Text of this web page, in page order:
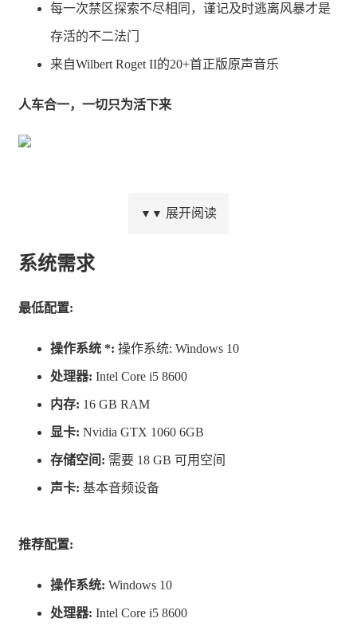
每一次禁区探索不尽相同，谨记及时逃离风暴才是
存活的不二法门
来自Wilbert Roget II的20+首正版原声音乐
人车合一，一切只为活下来
一套新轮胎远远不够。升级并加固你的伙伴——一台旅行
切。保持油箱满载的同时，切记车体情况也要照顾到，毕
竟没有Ta你在遍布辐射的禁区寸步难行。若要应付未知的
动堡垒以备不时之需。
搜查禁区
诡异而扭曲的超现实力量随处可见，ARDA组织的遗迹散
危险存在于黑暗之中，在若隐若现的轮廓中，在四散的非
▼▼ 展开阅读
系统需求
最低配置:
操作系统 *: 操作系统: Windows 10
处理器: Intel Core i5 8600
内存: 16 GB RAM
显卡: Nvidia GTX 1060 6GB
存储空间: 需要 18 GB 可用空间
声卡: 基本音频设备
推荐配置:
操作系统: Windows 10
处理器: Intel Core i5 8600